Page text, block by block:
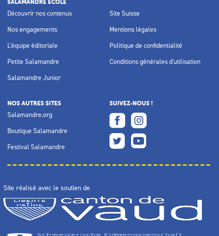
SALAMANDRE ÉCOLE
Découvrir nos contenus
Nos engagements
L'équipe éditoriale
Petite Salamandre
Salamandre Junior
Site Suisse
Mentions légales
Politique de confidentialité
Conditions générales d'utilisation
NOS AUTRES SITES
Salamandre.org
Boutique Salamandre
Festival Salamandre
SUIVEZ-NOUS !
Site réalisé avec le soutien de